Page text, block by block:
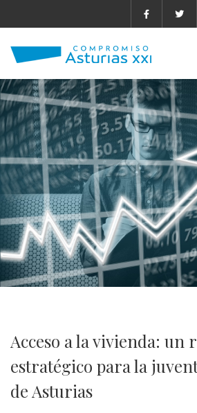
Acceso a la vivienda: un
estratégico para la
de Asturias